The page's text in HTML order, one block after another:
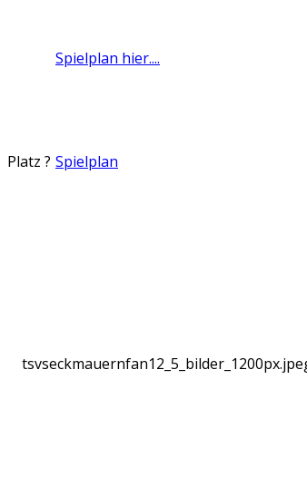
Spielplan hier....
Platz ? Spielplan